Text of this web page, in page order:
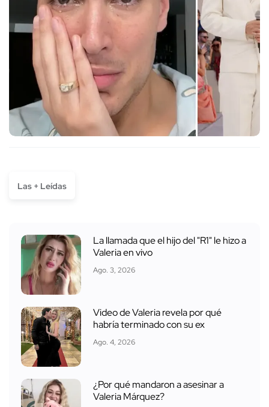
Las + Leídas
La llamada que el hijo del "R1" le hizo a
Valeria en vivo
Ago. 3, 2026
Video de Valeria revela por qué
habría terminado con su ex
Ago. 4, 2026
¿Por qué mandaron a asesinar a
Valeria Márquez?